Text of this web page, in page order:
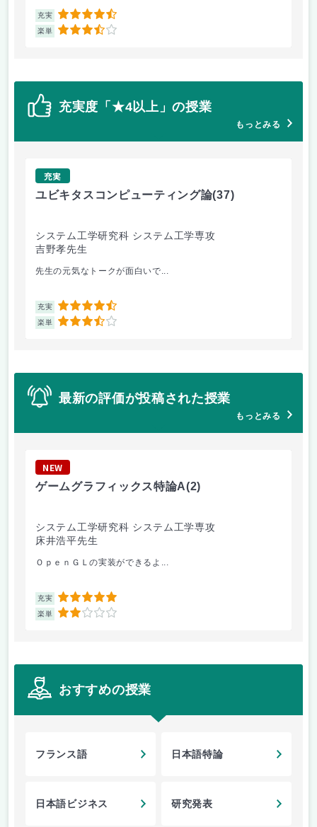
充実 4.5
楽単 3.5
充実度「★4以上」の授業
もっとみる
充実
ユビキタスコンピューティング論(37)
システム工学研究科 システム工学専攻
吉野孝先生
先生の元気なトークが面白いで...
充実 4.5
楽単 3.5
最新の評価が投稿された授業
もっとみる
NEW
ゲームグラフィックス特論A(2)
システム工学研究科 システム工学専攻
床井浩平先生
ＯｐｅｎＧＬの実装ができるよ...
充実 5
楽単 2
おすすめの授業
フランス語 日本語特論
日本語ビジネス 研究発表